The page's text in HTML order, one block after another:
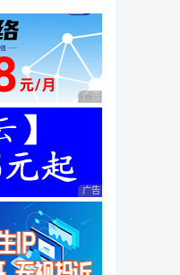
广告 商业广告，理性
广告 商业广告，理性